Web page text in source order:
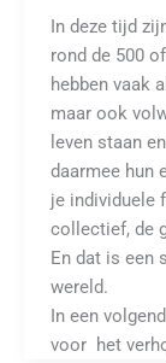
In deze tijd
rond de 500
hebben vaak
maar ook
leven staan
daarmee hun
je individuele
collectief, de
En dat is een
wereld.
In een
voor het